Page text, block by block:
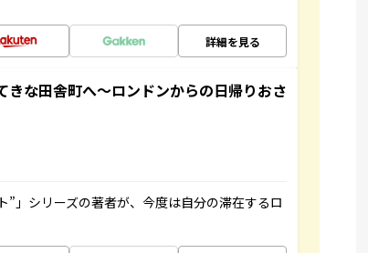
詳細を見る
な田舎町へ～ロンドンからの日帰りおさ
」シリーズの著者が、今度は自分の滞在するロ